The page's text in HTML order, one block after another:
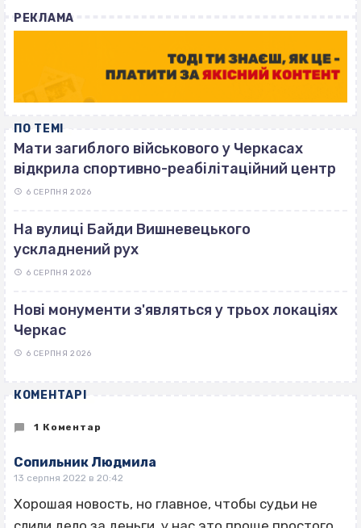
РЕКЛАМА
ПО ТЕМІ
Мати загиблого військового у Черкасах
відкрила спортивно-реабілітаційний центр
6 СЕРПНЯ 2026
На вулиці Байди Вишневецького
ускладнений рух
6 СЕРПНЯ 2026
Нові монументи з'являться у трьох локаціях
Черкас
6 СЕРПНЯ 2026
КОМЕНТАРІ
1 Коментар
Сопильник Людмила
13 серпня 2022 в 20:42
Хорошая новость, но главное, чтобы судьи не